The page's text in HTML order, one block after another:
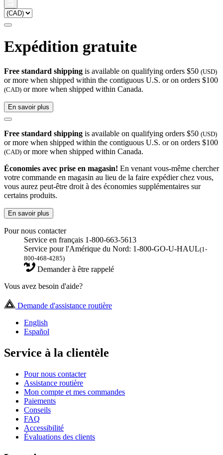
Expédition gratuite
Free standard shipping is available on qualifying orders $50 (USD)
or more when shipped within the contiguous U.S. or on orders $100
(CAD) or more when shipped within Canada.
En savoir plus
Free standard shipping is available on qualifying orders $50 (USD)
or more when shipped within the contiguous U.S. or on orders $100
(CAD) or more when shipped within Canada.
Économies avec prise en magasin! En venant vous-même chercher
votre commande en magasin au lieu de la faire expédier chez vous,
vous aurez peut-être droit à des économies supplémentaires sur
certains produits.
En savoir plus
Pour nous contacter
Service en français 1-800-663-5613
Service pour l'Amérique du Nord: 1-800-GO-U-HAUL(1-
800-468-4285)
Demander à être rappelé
Vous avez besoin d'aide?
Demande d'assistance routière
English
Español
Service à la clientèle
Pour nous contacter
Assistance routière
Mon compte et mes commandes
Paiements
Conseils
FAQ
Accessibilité
Évaluations des clients